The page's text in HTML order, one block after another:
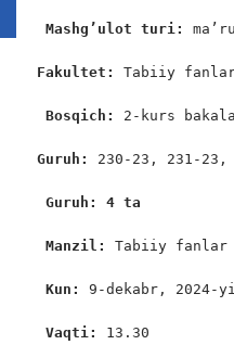
Mashg’ulot turi:
Fakultet: Tabiiy
Bosqich: 2-kurs
Guruh: 230-23, 231-23,
Guruh: 4 ta
Manzil: Tabiiy fanlar
Kun: 9-dekabr, 2024-
Vaqti: 13.30